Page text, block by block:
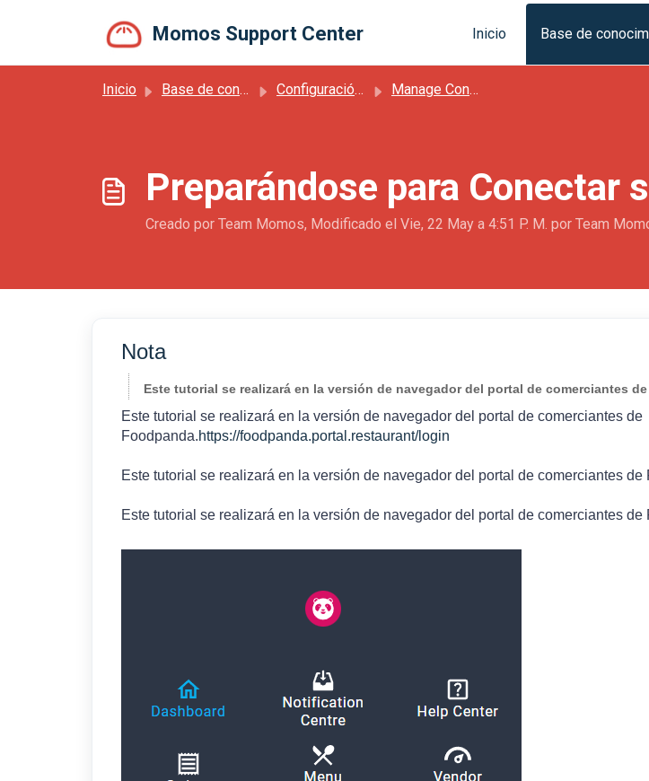
Momos Support Center Inicio Base de
Inicio Base de conocimientos Configuración de cuenta y primeros pasos Manage Connections
Preparándose para Conectar
Creado por Team Momos, Modificado el Vie, 22 May a 4:51 P. M. por Team
Nota
Este tutorial se realizará en la versión de navegador del portal de comerciantes
Este tutorial se realizará en la versión de navegador del portal de comerciantes de
Foodpanda.https://foodpanda.portal.restaurant/login
Este tutorial se realizará en la versión de navegador del portal de comerciantes de
Este tutorial se realizará en la versión de navegador del portal de comerciantes de